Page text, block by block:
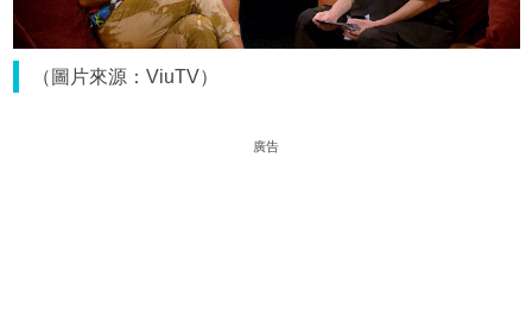
（圖片來源：ViuTV）
廣告